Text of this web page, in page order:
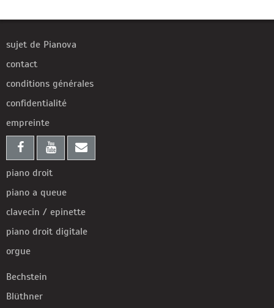
sujet de Pianova
contact
conditions générales
confidentialité
empreinte
piano droit
piano a queue
clavecin / epinette
piano droit digitale
orgue
Bechstein
Blüthner